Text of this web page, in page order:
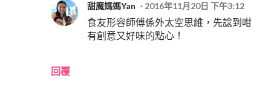
回覆
甜魔媽媽Yan 2016年11月20日 下午3:12
食友形容師傅係外太空思維，先諗到咁
有創意又好味的點心！